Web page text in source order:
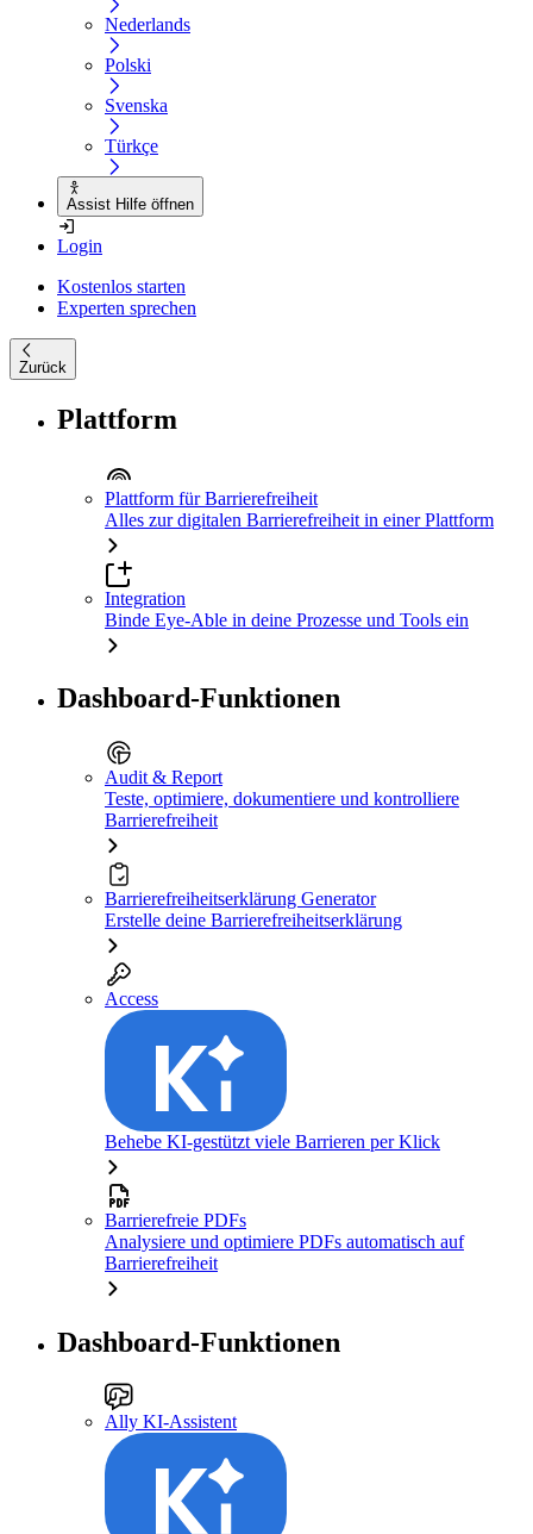
Nederlands
Polski
Svenska
Türkçe
Assist Hilfe öffnen
Login
Kostenlos starten
Experten sprechen
Zurück
Plattform
Plattform für Barrierefreiheit
Alles zur digitalen Barrierefreiheit in einer Plattform
Integration
Binde Eye-Able in deine Prozesse und Tools ein
Dashboard-Funktionen
Audit & Report
Teste, optimiere, dokumentiere und kontrolliere
Barrierefreiheit
Barrierefreiheitserklärung Generator
Erstelle deine Barrierefreiheitserklärung
Access
Behebe KI-gestützt viele Barrieren per Klick
Barrierefreie PDFs
Analysiere und optimiere PDFs automatisch auf
Barrierefreiheit
Dashboard-Funktionen
Ally KI-Assistent